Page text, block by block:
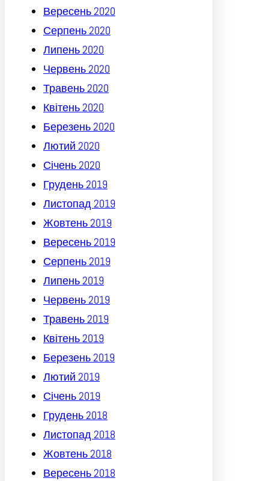
Вересень 2020
Серпень 2020
Липень 2020
Червень 2020
Травень 2020
Квітень 2020
Березень 2020
Лютий 2020
Січень 2020
Грудень 2019
Листопад 2019
Жовтень 2019
Вересень 2019
Серпень 2019
Липень 2019
Червень 2019
Травень 2019
Квітень 2019
Березень 2019
Лютий 2019
Січень 2019
Грудень 2018
Листопад 2018
Жовтень 2018
Вересень 2018